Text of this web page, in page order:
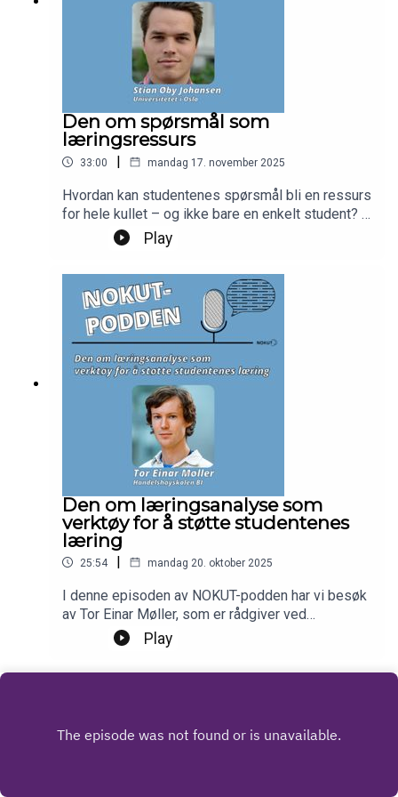
Den om spørsmål som
læringsressurs
33:00 | mandag 17. november 2025
Hvordan kan studentenes spørsmål bli en ressurs
for hele kullet – og ikke bare en enkelt student? I
denne episoden snakker vi med Stian Øby
Johansen fra Det juridiske fakultet ved
diskusjonsforum og spørretimer kan bidra til
faglig dialog, delekultur og bedre læring. Vi får
høre om konkrete grep for å senke terskelen for å
stille spørsmål, og om hvordan undervisere kan
følge opp på en måte som gir verdi for mange.
Play
Den om læringsanalyse som
verktøy for å støtte studentenes
læring
25:54 | mandag 20. oktober 2025
I denne episoden av NOKUT-podden har vi besøk
av Tor Einar Møller, som er rådgiver ved
Læringssenteret på Handelshøyskolen BI. Han
forteller om hvordan høyskolen benytter data om
studentenes digitale aktiviteter for å motivere og
Play